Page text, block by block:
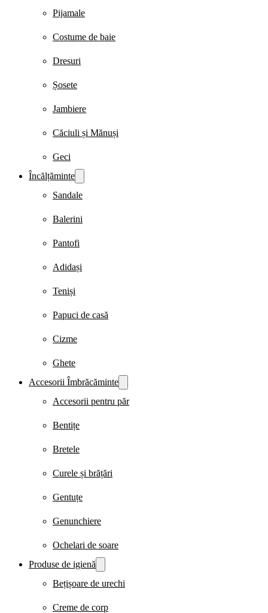
Pijamale
Costume de baie
Dresuri
Șosete
Jambiere
Căciuli și Mănuși
Geci
Încălțăminte
Sandale
Balerini
Pantofi
Adidași
Teniși
Papuci de casă
Cizme
Ghete
Accesorii Îmbrăcăminte
Accesorii pentru păr
Bentițe
Bretele
Curele și brățări
Gentuțe
Genunchiere
Ochelari de soare
Produse de igienă
Bețișoare de urechi
Creme de corp